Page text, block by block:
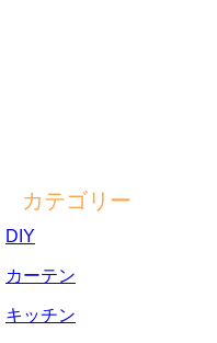
カテゴリー
DIY
カーテン
キッチン